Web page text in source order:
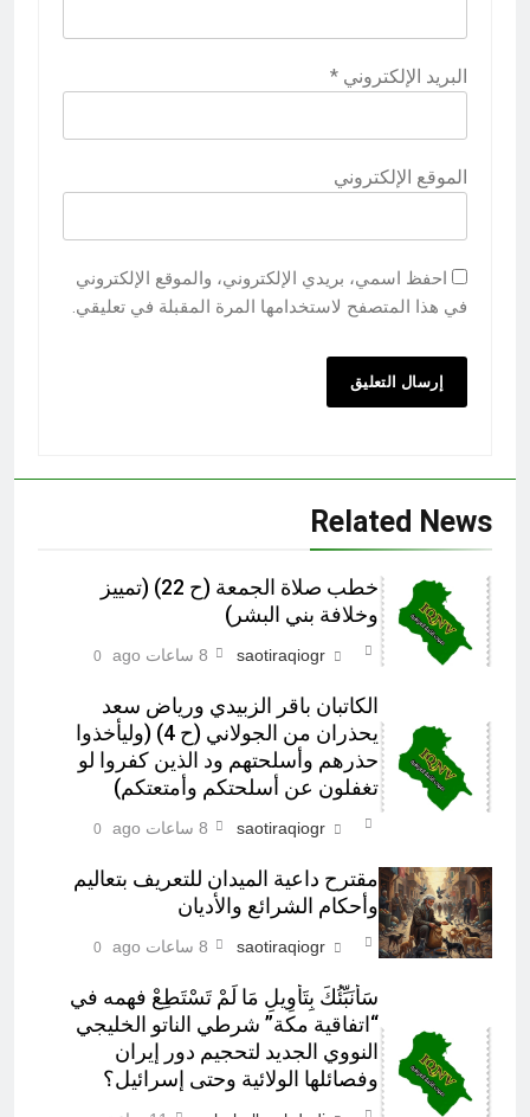
البريد الإلكتروني *
الموقع الإلكتروني
احفظ اسمي، بريدي الإلكتروني، والموقع الإلكتروني
في هذا المتصفح لاستخدامها المرة المقبلة في تعليقي.
Related News
خطب صلاة الجمعة (ح 22) (تمييز
وخلافة بني البشر)
saotiraqiogr 8 ساعات ago 0
الكاتبان باقر الزبيدي ورياض سعد
يحذران من الجولاني (ح 4) (وليأخذوا
حذرهم وأسلحتهم ود الذين كفروا لو
تغفلون عن أسلحتكم وأمتعتكم)
saotiraqiogr 8 ساعات ago 0
مقترح داعية الميدان للتعريف بتعاليم
وأحكام الشرائع والأديان
saotiraqiogr 8 ساعات ago 0
سَأُنَبِّئُكَ بِتَأْوِيلِ مَا لَمْ تَسْتَطِعْ فهمه في
“اتفاقية مكة” شرطي الناتو الخليجي
النووي الجديد لتحجيم دور إيران
وفصائلها الولائية وحتى إسرائيل؟